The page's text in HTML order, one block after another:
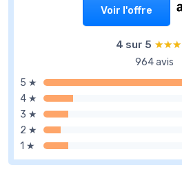
Voir l'offre
4 sur 5
964 avis
5 ★
4 ★
3 ★
2 ★
1 ★